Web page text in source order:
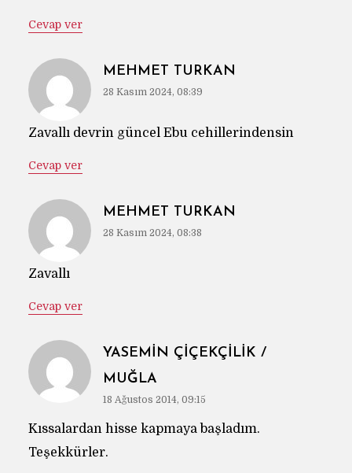
Cevap ver
MEHMET TURKAN
28 Kasım 2024, 08:39
Zavallı devrin güncel Ebu cehillerindensin
Cevap ver
MEHMET TURKAN
28 Kasım 2024, 08:38
Zavallı
Cevap ver
YASEMİN ÇİÇEKÇİLİK /
MUĞLA
18 Ağustos 2014, 09:15
Kıssalardan hisse kapmaya başladım.
Teşekkürler.